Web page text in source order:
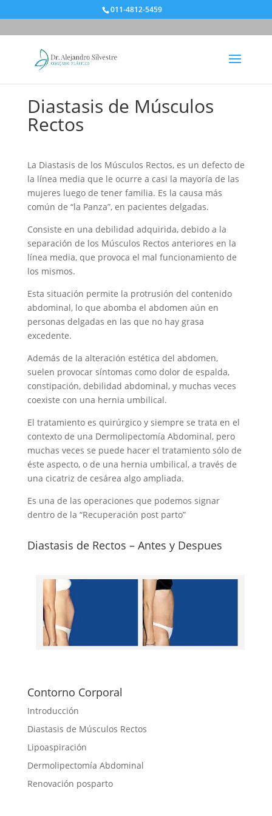
011-4812-5459
Diastasis de Músculos
Rectos
La Diastasis de los Músculos Rectos, es un defecto de
la línea media que le ocurre a casi la mayoría de las
mujeres luego de tener familia. Es la causa más
común de “la Panza”, en pacientes delgadas.
Consiste en una debilidad adquirida, debido a la
separación de los Músculos Rectos anteriores en la
línea media, que provoca el mal funcionamiento de
los mismos.
Esta situación permite la protrusión del contenido
abdominal, lo que abomba el abdomen aún en
personas delgadas en las que no hay grasa
excedente.
Además de la alteración estética del abdomen,
suelen provocar síntomas como dolor de espalda,
constipación, debilidad abdominal, y muchas veces
coexiste con una hernia umbilical.
El tratamiento es quirúrgico y siempre se trata en el
contexto de una Dermolipectomía Abdominal, pero
muchas veces se puede hacer el tratamiento sólo de
éste aspecto, o de una hernia umbilical, a través de
una cicatriz de cesárea algo ampliada.
Es una de las operaciones que podemos signar
dentro de la “Recuperación post parto”
Diastasis de Rectos – Antes y Despues
Contorno Corporal
Introducción
Diastasis de Músculos Rectos
Lipoaspiración
Dermolipectomía Abdominal
Renovación posparto